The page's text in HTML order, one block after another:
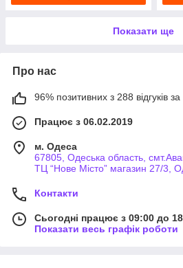
Показати ще
Про нас
96% позитивних з 288 відгуків за
Працює з 06.02.2019
м. Одеса
67805, Одеська область,
ТЦ “Нове Місто” магазин 27/3,
Контакти
Сьогодні працює з 09:00 до
Показати весь графік роботи